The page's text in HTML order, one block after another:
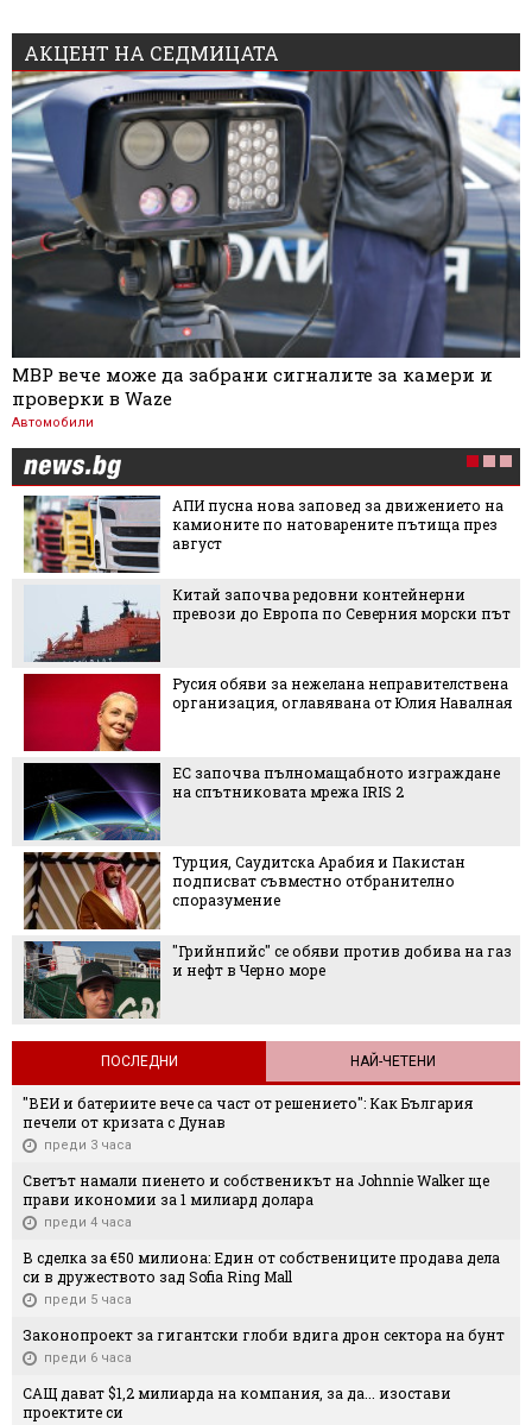
АКЦЕНТ НА СЕДМИЦАТА
МВР вече може да забрани сигналите за камери и
проверки в Waze
Автомобили
АПИ пусна нова заповед за движението на
камионите по натоварените пътища през
август
Китай започва редовни контейнерни
превози до Европа по Северния морски път
Русия обяви за нежелана неправителствена
организация, оглавявана от Юлия Навалная
ЕС започва пълномащабното изграждане
на спътниковата мрежа IRIS 2
Турция, Саудитска Арабия и Пакистан
подписват съвместно отбранително
споразумение
"Грийнпийс" се обяви против добива на газ
и нефт в Черно море
ПОСЛЕДНИ НАЙ-ЧЕТЕНИ
"ВЕИ и батериите вече са част от решението": Как България
печели от кризата с Дунав
преди 3 часа
Светът намали пиенето и собственикът на Johnnie Walker ще
прави икономии за 1 милиард долара
преди 4 часа
В сделка за €50 милиона: Един от собствениците продава дела
си в дружеството зад Sofia Ring Mall
преди 5 часа
Законопроект за гигантски глоби вдига дрон сектора на бунт
преди 6 часа
САЩ дават $1,2 милиарда на компания, за да... изостави
проектите си